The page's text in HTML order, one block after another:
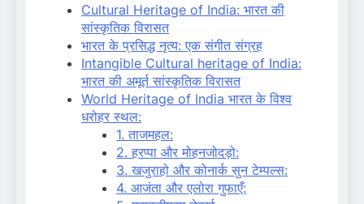
Cultural Heritage of India: भारत की
सांस्कृतिक विरासत
भारत के प्रसिद्ध नृत्य: एक संगीत संग्रह
Intangible Cultural heritage of India:
भारत की अमूर्त सांस्कृतिक विरासत
World Heritage of India भारत के विश्व
धरोहर स्थल:
1. ताजमहल:
2. हरप्पा और मोहनजोदड़ो:
3. खजुराहो और कोनार्क सुन टेम्पल्स:
4. आजंता और एलोरा गुफाएँ: